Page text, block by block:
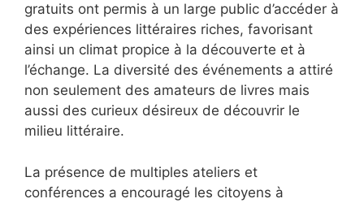
gratuits ont permis à un large public d’accéder à
des expériences littéraires riches, favorisant
ainsi un climat propice à la découverte et à
l’échange. La diversité des événements a attiré
non seulement des amateurs de livres mais
aussi des curieux désireux de découvrir le
milieu littéraire.
La présence de multiples ateliers et
conférences a encouragé les citoyens à